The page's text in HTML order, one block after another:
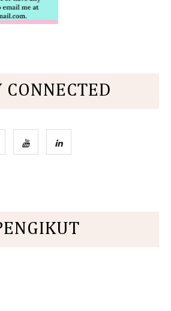
CONNECTED